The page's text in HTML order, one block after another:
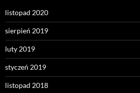
listopad 2020
sierpień 2019
luty 2019
styczeń 2019
listopad 2018